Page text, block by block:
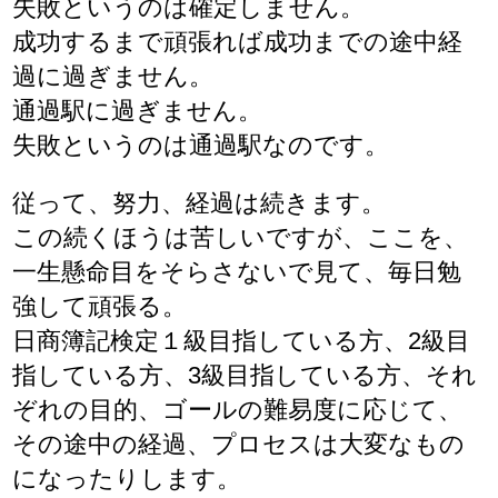
失敗というのは確定しません。
成功するまで頑張れば成功までの途中経
過に過ぎません。
通過駅に過ぎません。
失敗というのは通過駅なのです。
従って、努力、経過は続きます。
この続くほうは苦しいですが、ここを、
一生懸命目をそらさないで見て、毎日勉
強して頑張る。
日商簿記検定１級目指している方、2級目
指している方、3級目指している方、それ
ぞれの目的、ゴールの難易度に応じて、
その途中の経過、プロセスは大変なもの
になったりします。